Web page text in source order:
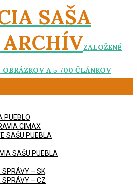
SAŠA
ZALOŽENÉ
A 5 700 ČLÁNKOV
PUEBLO
CIMAX
SAŠU PUEBLA
SAŠU PUEBLA
SPRÁVY – SK
SPRÁVY – CZ